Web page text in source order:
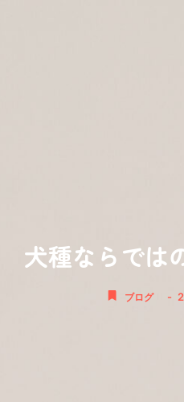
犬種ならでは
ブログ -